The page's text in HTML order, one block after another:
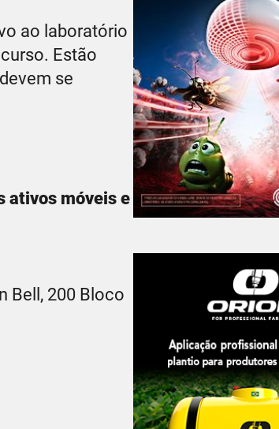
ao laboratório
Estão
se
ativos móveis e
Bell, 200 Bloco